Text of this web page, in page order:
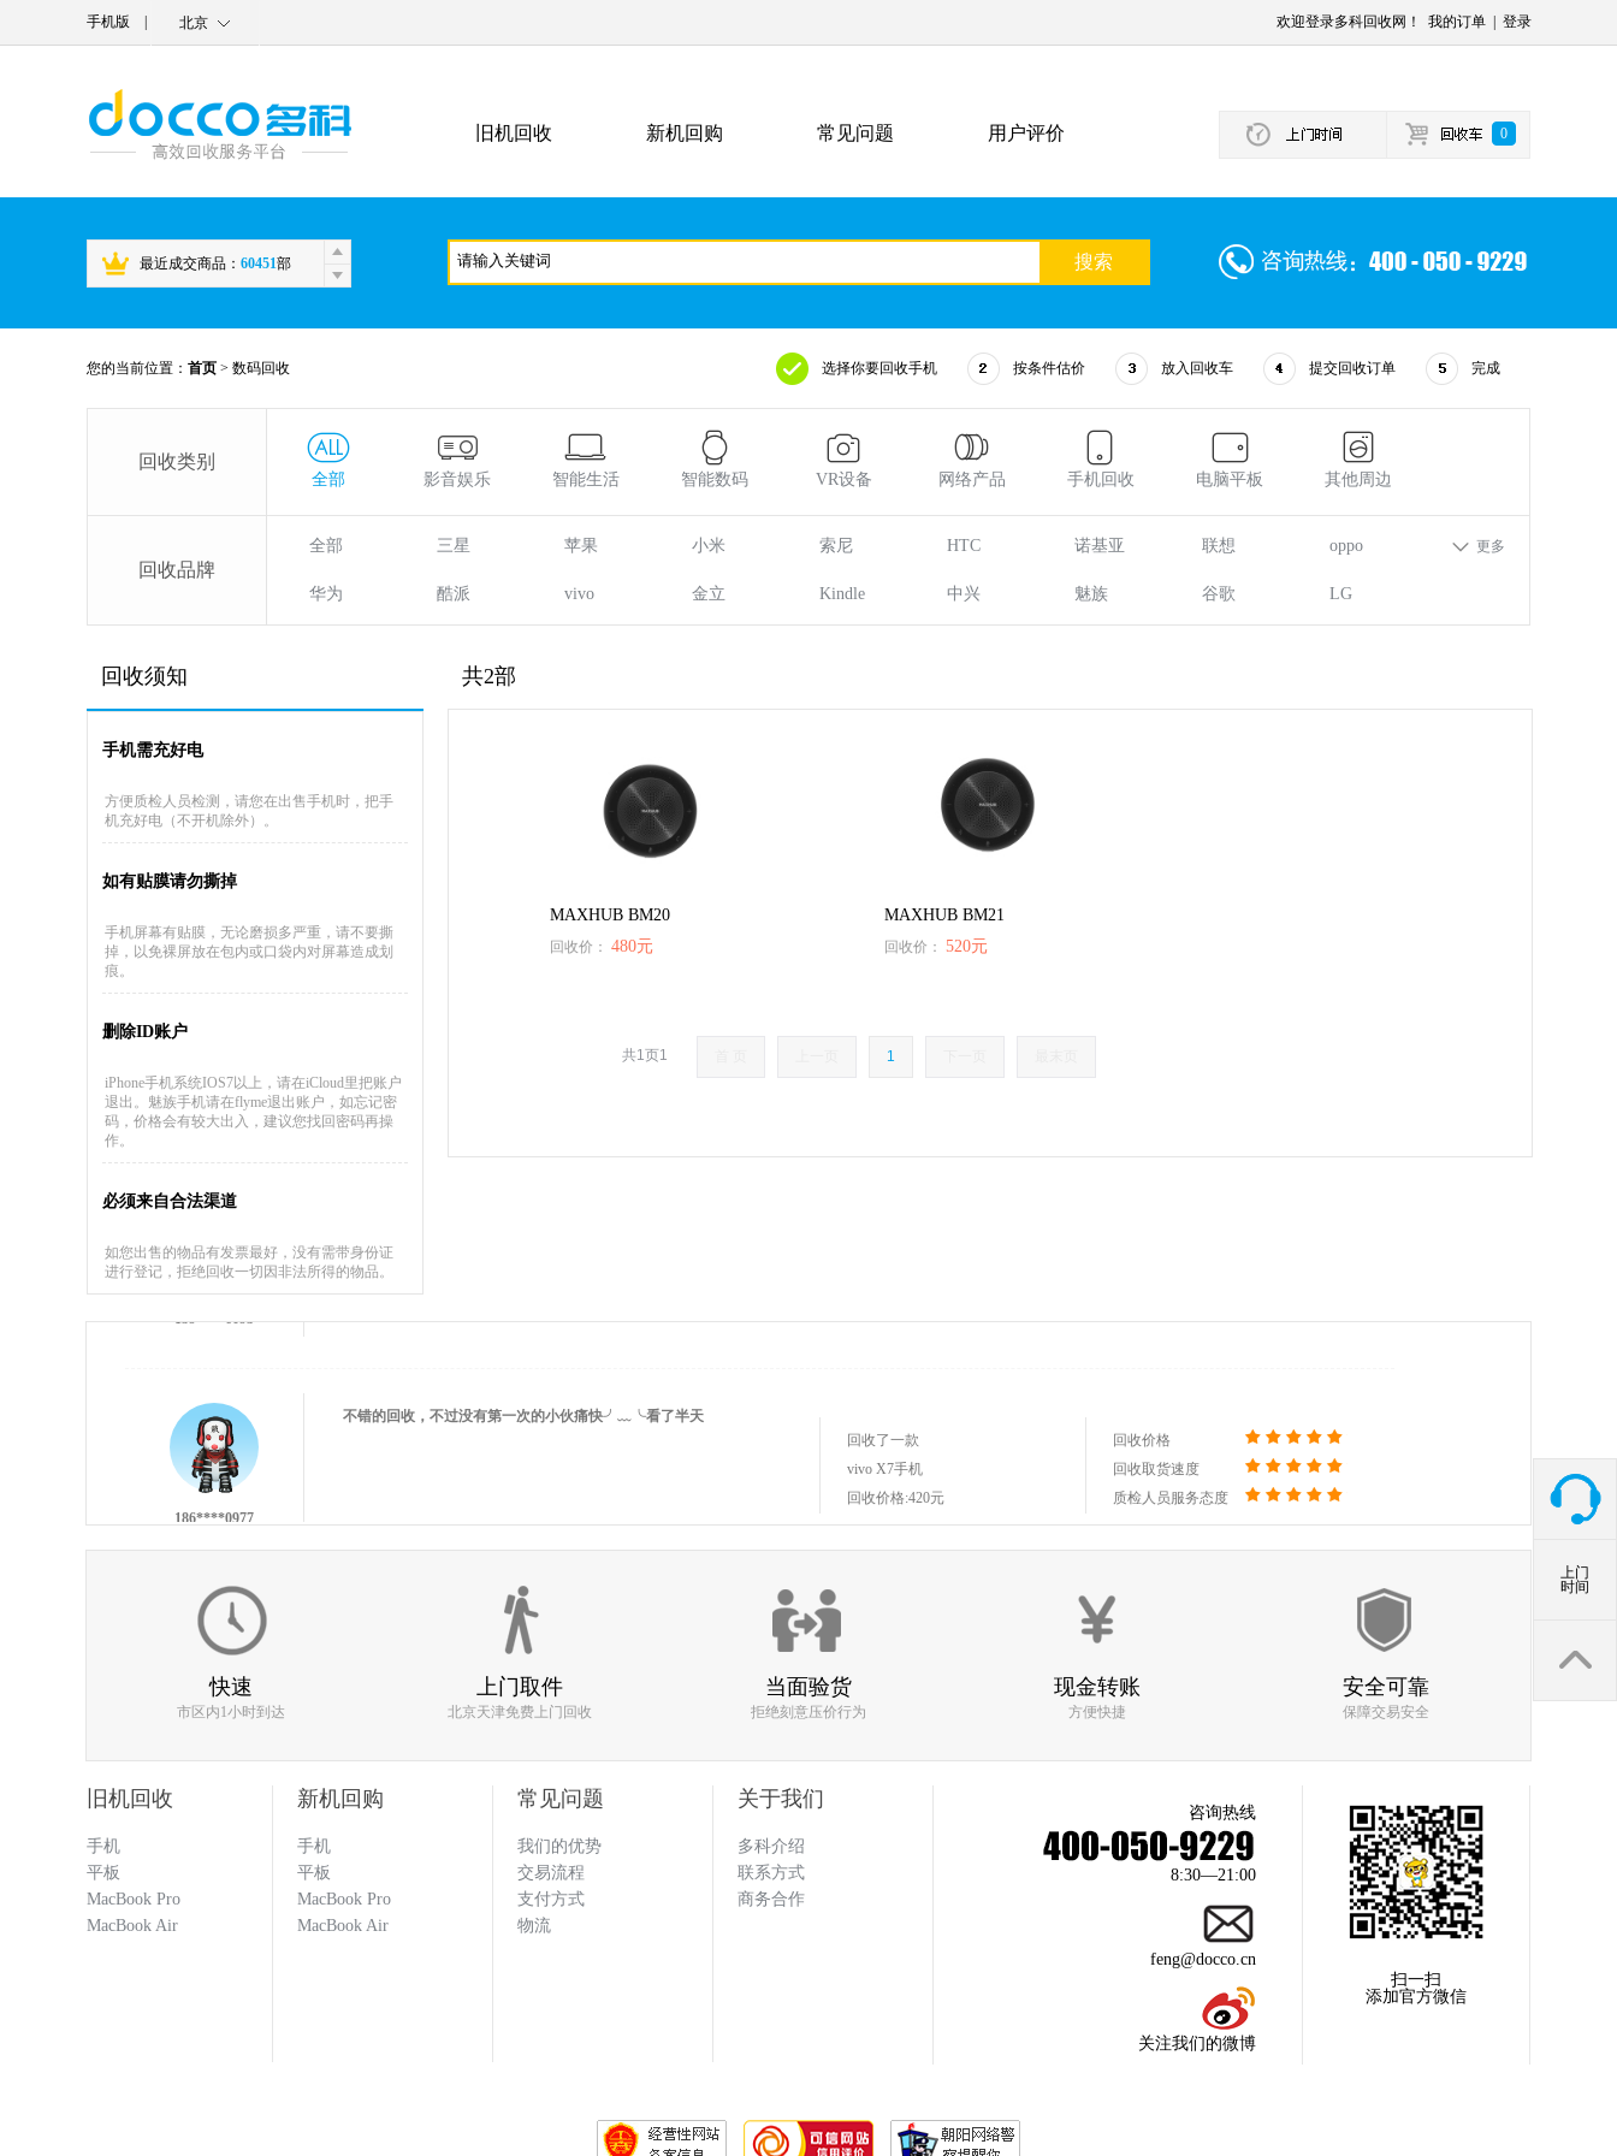
手机版 北京 欢迎登录多科回收网！ 我的订单| 登录
旧机回收 新机回购 常见问题 用户评价 0
最近成交商品： 60451部
您的当前位置： 首页 > 数码回收 完成
提交回收订单
放入回收车
按条件估价
选择你要回收手机
回收类别
全部 影音娱乐 智能生活 智能数码 VR设备 网络产品 手机回收 电脑平板 其他周边
回收品牌
全部 三星 苹果 小米 索尼 HTC 诺基亚 联想 oppo
华为 酷派 vivo 金立 Kindle 中兴 魅族 谷歌 LG
更多
回收须知
手机需充好电
方便质检人员检测，请您在出售手机时，把手
机充好电（不开机除外）。
如有贴膜请勿撕掉
手机屏幕有贴膜，无论磨损多严重，请不要撕
掉，以免裸屏放在包内或口袋内对屏幕造成划
痕。
删除ID账户
iPhone手机系统IOS7以上，请在iCloud里把账户
退出。魅族手机请在flyme退出账户，如忘记密
码，价格会有较大出入，建议您找回密码再操
作。
必须来自合法渠道
如您出售的物品有发票最好，没有需带身份证
进行登记，拒绝回收一切因非法所得的物品。
共2部
MAXHUB BM20
回收价： 480元
MAXHUB BM21
回收价： 520元
共1页1 1
137****9551
Xbox360 S版
133****1251
估价比其他平台高 打款效率快 机器回收找多科！！
回收价格:50元
质检人员服务态度
133****1251
回收闲置的手机必选多科 打款效率快 估价也比其他平台高 一句话 找多
回收取货速度
质检人员服务态度
回收取货速度
快速
市区内1小时到达
上门取件
北京天津免费上门回收
当面验货
拒绝刻意压价行为
现金转账
方便快捷
安全可靠
保障交易安全
扫一扫
添加官方微信
咨询热线
8:30—21:00
feng@docco.cn
关注我们的微博
关于我们
多科介绍
联系方式
商务合作
常见问题
我们的优势
交易流程
支付方式
物流
新机回购
手机
平板
MacBook Pro
MacBook Air
旧机回收
手机
平板
MacBook Pro
MacBook Air
上门
时间